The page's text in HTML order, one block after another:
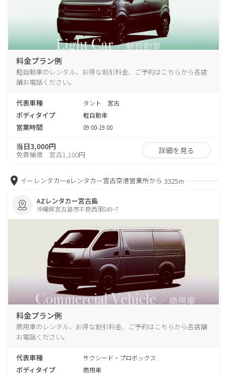
料金プラン例
軽自動車のレンタル、お得な割引料金、ご予約はこちらから各店
舗お電話ください。
代表車種 タント 宮古
ボディタイプ 軽自動車
営業時間 09:00-19:00
当日3,000円
免責補償 宮古1,100円 詳細を見る
イーレンタカーeレンタカー宮古空港営業所から 3325m
AZレンタカー宮古島
沖縄県宮古島市平良西里849−7
料金プラン例
商用車のレンタル、お得な割引料金、ご予約はこちらから各店舗
お電話ください。
代表車種 サクシード・プロボックス
ボディタイプ 商用車